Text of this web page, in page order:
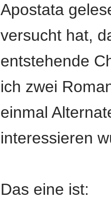
Apostata
versucht hat,
entstehende
ich zwei
einmal
interessieren
Das eine ist: